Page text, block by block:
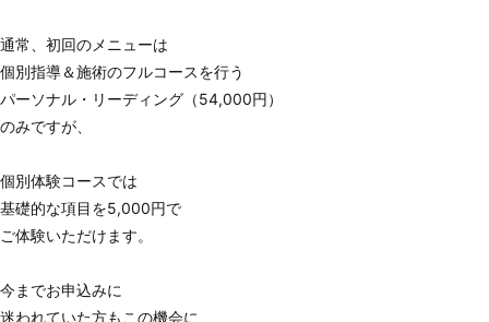
通常、初回のメニューは
個別指導＆施術のフルコースを行う
パーソナル・リーディング（54,000円）
のみですが、
個別体験コースでは
基礎的な項目を5,000円で
ご体験いただけます。
今までお申込みに
迷われていた方もこの機会に